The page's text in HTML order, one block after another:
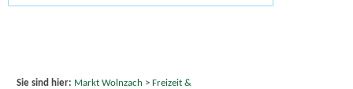
Sie sind hier: Markt Wolnzach > Freizeit &